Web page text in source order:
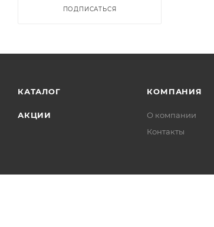
ПОДПИСАТЬСЯ
КАТАЛОГ
АКЦИИ
КОМПАНИЯ
О компании
Контакты